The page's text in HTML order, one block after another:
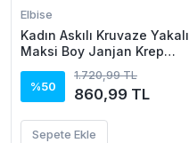
Elbise
Kadın Askılı Kruvaze Yakalı
Maksi Boy Janjan Krep
%50
1.720,99 TL
860,99 TL
Sepete Ekle